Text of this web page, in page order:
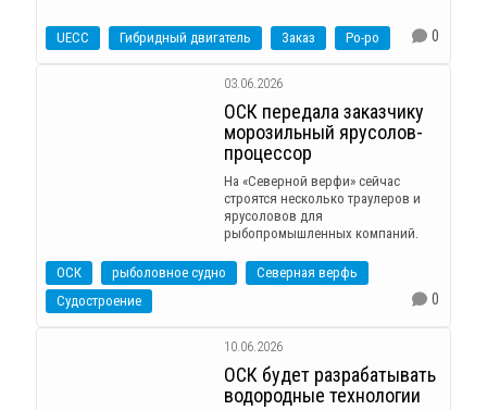
UECC Гибридный двигатель Заказ Ро-ро 0
03.06.2026
ОСК передала заказчику
морозильный ярусолов-
процессор
На «Северной верфи» сейчас
строятся несколько траулеров и
ярусоловов для
рыбопромышленных компаний.
ОСК рыболовное судно
Северная верфь
Судостроение
0
10.06.2026
ОСК будет разрабатывать
водородные технологии